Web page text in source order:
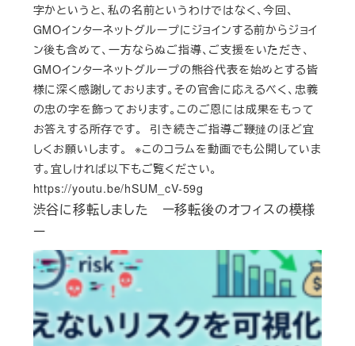
渋谷に移転しました ー移転後のオフィスの模様
ー
字かというと、私の名前というわけではなく、今回、
GMOインターネットグループにジョインする前からジョイ
ン後も含めて、一方ならぬご指導、ご支援をいただき、
GMOインターネットグループの熊谷代表を始めとする皆
様に深く感謝しております。その官舎に応えるべく、忠義
の忠の字を飾っております。このご恩には成果をもって
お答えする所存です。 引き続きご指導ご鞭撻のほど宜
しくお願いします。 ※このコラムを動画でも公開していま
す。宜しければ以下もご覧ください。
https://youtu.be/hSUM_cV-59g